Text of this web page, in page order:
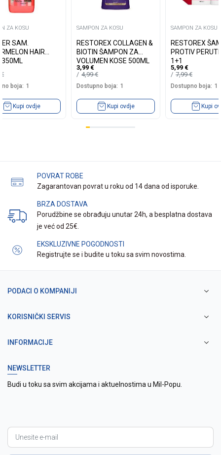
ZA KOSU
SAM.
HAIR
350ML
€
boja: 1
Kupi ovdje
SAMPON ZA KOSU
RESTOREX COLLAGEN &
BIOTIN ŠAMPON ZA
VOLUMEN KOSE 500ML
3,99 €
4,99€
Dostupno boja: 1
Kupi ovdje
SAMPON ZA KOSU
RESTOREX
PROTIV
1+1
5,99 €
7,99€
Dostupno boja: 1
Kupi
POVRAT ROBE
Zagarantovan povrat u roku od 14 dana od isporuke.
BRZA DOSTAVA
Porudžbine se obrađuju unutar 24h, a besplatna dostava
je već od 25€.
EKSKLUZIVNE POGODNOSTI
Registrujte se i budite u toku sa svim novostima.
PODACI O KOMPANIJI
KORISNIČKI SERVIS
INFORMACIJE
NEWSLETTER
Budi u toku sa svim akcijama i aktuelnostima u Mil-Popu.